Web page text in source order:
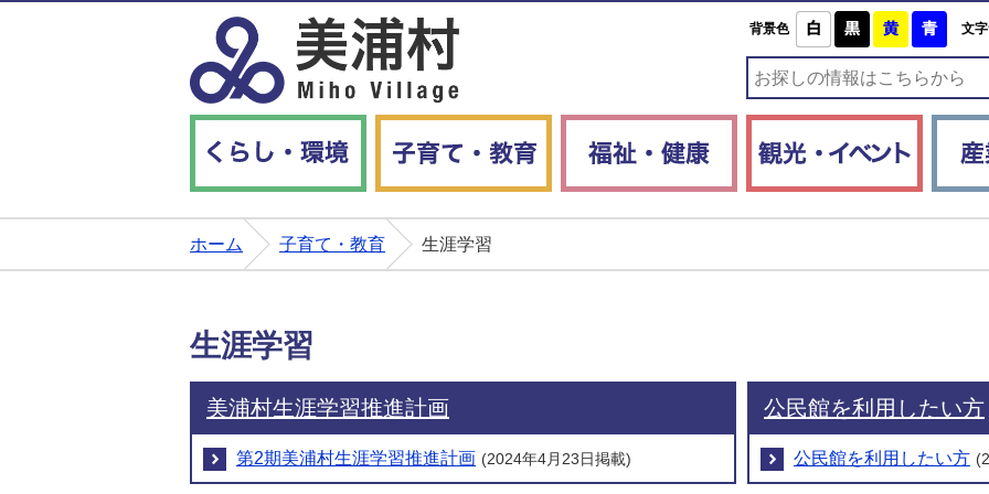
背景色 白 黒 黄 青文
ホーム 子育て・教育 生涯学習
生涯学習
美浦村生涯学習推進計画
第2期美浦村生涯学習推進計画 (2024年4月23日掲載)
公民館を利用したい方
公民館を利用したい方